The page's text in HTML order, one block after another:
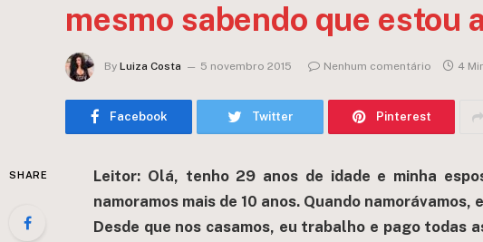
mesmo sabendo que estou
By Luiza Costa 5 novembro 2015 Nenhum comentário 4
Facebook Twitter Pinterest
SHARE
Leitor: Olá, tenho 29 anos de idade e minha
namoramos mais de 10 anos. Quando
Desde que nos casamos, eu trabalho e pago todas